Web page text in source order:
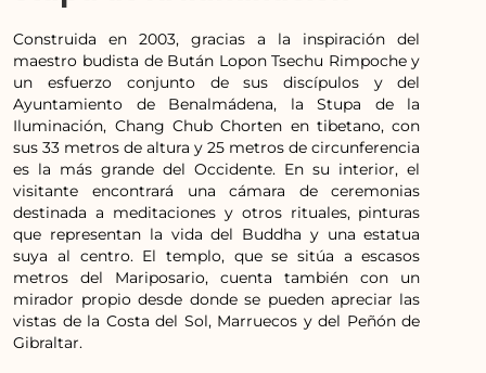
Construida en 2003, gracias a la inspiración del
maestro budista de Bután Lopon Tsechu Rimpoche y
un esfuerzo conjunto de sus discípulos y del
Ayuntamiento de Benalmádena, la Stupa de la
Iluminación, Chang Chub Chorten en tibetano, con
sus 33 metros de altura y 25 metros de circunferencia
es la más grande del Occidente. En su interior, el
visitante encontrará una cámara de ceremonias
destinada a meditaciones y otros rituales, pinturas
que representan la vida del Buddha y una estatua
suya al centro. El templo, que se sitúa a escasos
metros del Mariposario, cuenta también con un
mirador propio desde donde se pueden apreciar las
vistas de la Costa del Sol, Marruecos y del Peñón de
Gibraltar.